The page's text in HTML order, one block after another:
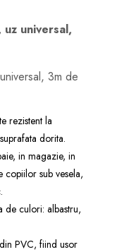
universal,
3m de
rezistent la
dorita.
in magazie, in
copiilor sub vesela,
de culori: albastru,
PVC, fiind usor